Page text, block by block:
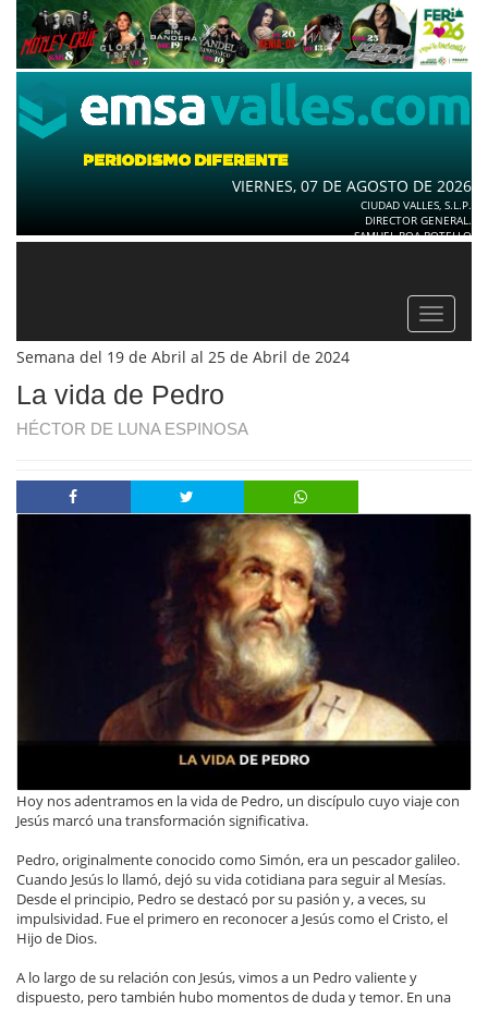
VIERNES, 07 DE AGOSTO DE 2026
CIUDAD VALLES, S.L.P.
DIRECTOR GENERAL.
SAMUEL ROA BOTELLO
Toggle
Semana del 19 de Abril al 25 de Abril de 2024
La vida de Pedro
HÉCTOR DE LUNA ESPINOSA
Hoy nos adentramos en la vida de Pedro, un discípulo cuyo viaje con
Jesús marcó una transformación significativa.
Pedro, originalmente conocido como Simón, era un pescador galileo.
Cuando Jesús lo llamó, dejó su vida cotidiana para seguir al Mesías.
Desde el principio, Pedro se destacó por su pasión y, a veces, su
impulsividad. Fue el primero en reconocer a Jesús como el Cristo, el
Hijo de Dios.
A lo largo de su relación con Jesús, vimos a un Pedro valiente y
dispuesto, pero también hubo momentos de duda y temor. En una